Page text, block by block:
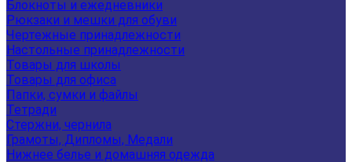
Блокноты и ежедневники
Рюкзаки и мешки для обуви
Чертежные принадлежности
Настольные принадлежности
Товары для школы
Товары для офиса
Папки, сумки и файлы
Тетради
Стержни, чернила
Грамоты, Дипломы, Медали
Нижнее белье и домашняя одежда